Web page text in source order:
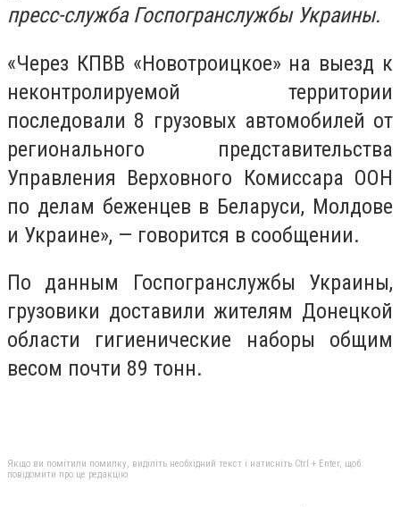
пресс-служба Госпогранслужбы Украины.
«Через КПВВ «Новотроицкое» на выезд к
неконтролируемой территории
последовали 8 грузовых автомобилей от
регионального представительства
Управления Верховного Комиссара ООН
по делам беженцев в Беларуси, Молдове
и Украине», — говорится в сообщении.
По данным Госпогранслужбы Украины,
грузовики доставили жителям Донецкой
области гигиенические наборы общим
весом почти 89 тонн.
Якщо ви помітили помилку, виділіть необхідний текст і натисніть Ctrl + Enter, щоб
повідомити про це редакцію